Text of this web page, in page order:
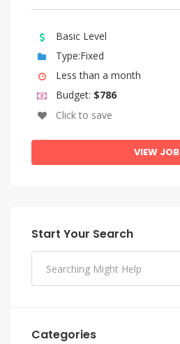
Basic Level
Type:Fixed
Less than a month
Budget: $786
Click to save
VIEW JOB
Start Your Search
Categories